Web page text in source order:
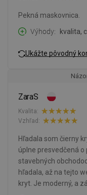
Pekná maskovnica.
Výhody
kvalita,
Ukážte pôvodný
ZaraS
Kvalita:
Vzhľad:
Hľadala som čierny
úplne presvedčená
stavebných
hľadala, až na tejto
kryt. Je moderný, a